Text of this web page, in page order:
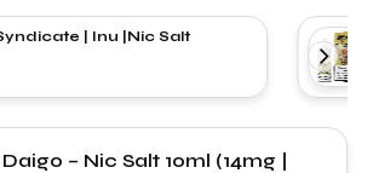
Koyuki Syndicate | Inu |Nic Salt
– Nic Salt 10ml (14mg |